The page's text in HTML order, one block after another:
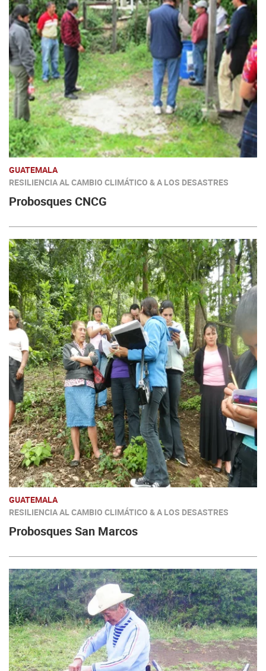
GUATEMALA
RESILIENCIA AL CAMBIO CLIMÁTICO & A LOS DESASTRES
Probosques CNCG
GUATEMALA
RESILIENCIA AL CAMBIO CLIMÁTICO & A LOS DESASTRES
Probosques San Marcos